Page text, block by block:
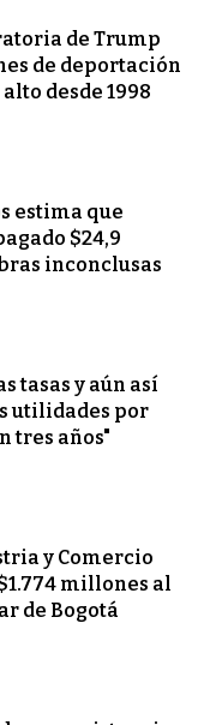
de Trump
de deportación
desde 1998
estima que
$24,9
inconclusas
tasas y aún así
utilidades por
tres años"
y Comercio
millones al
de Bogotá